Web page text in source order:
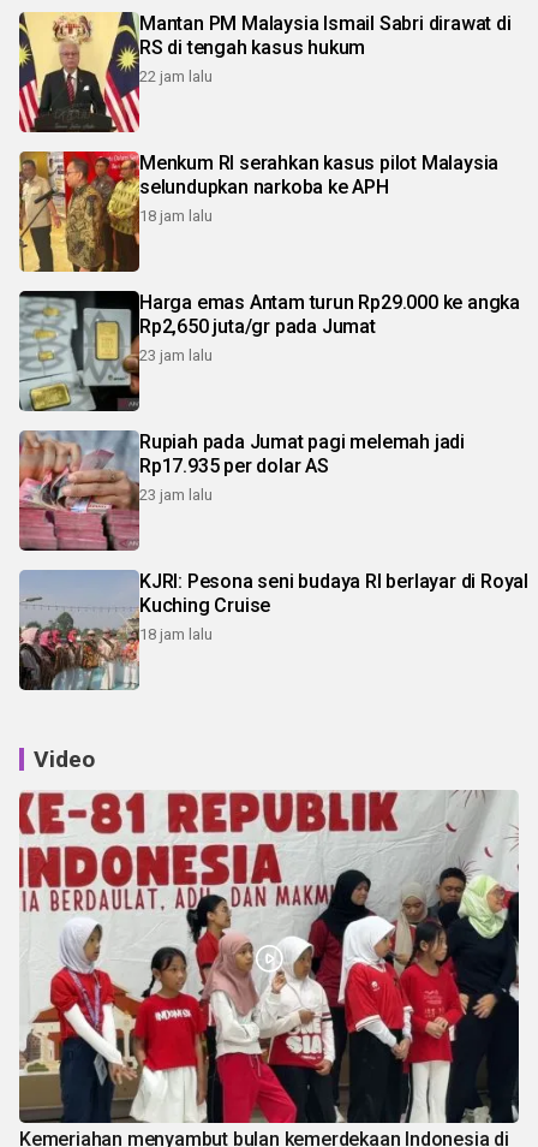
Mantan PM Malaysia Ismail Sabri dirawat di
RS di tengah kasus hukum
22 jam lalu
Menkum RI serahkan kasus pilot Malaysia
selundupkan narkoba ke APH
18 jam lalu
Harga emas Antam turun Rp29.000 ke angka
Rp2,650 juta/gr pada Jumat
23 jam lalu
Rupiah pada Jumat pagi melemah jadi
Rp17.935 per dolar AS
23 jam lalu
KJRI: Pesona seni budaya RI berlayar di Royal
Kuching Cruise
18 jam lalu
Video
Kemeriahan menyambut bulan kemerdekaan Indonesia di